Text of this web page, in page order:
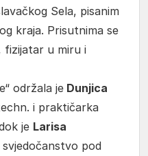
Sela, pisanim
kraja. Prisutnima se
fizijatar u miru i
održala je Dunjica
i praktičarka
je Larisa
pod